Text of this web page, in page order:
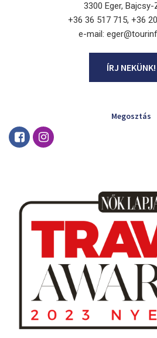
3300 Eger, Bajcsy-
+36 36 517 715, +36
e-mail:
ÍRJ NEKÜNK!
Megosztás